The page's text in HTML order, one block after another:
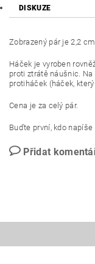
DISKUZE
Zobrazený pár je 2,2
Háček je vyroben
proti ztrátě náušnic.
protiháček (háček,
Cena je za celý pár.
Buďte první, kdo
Přidat